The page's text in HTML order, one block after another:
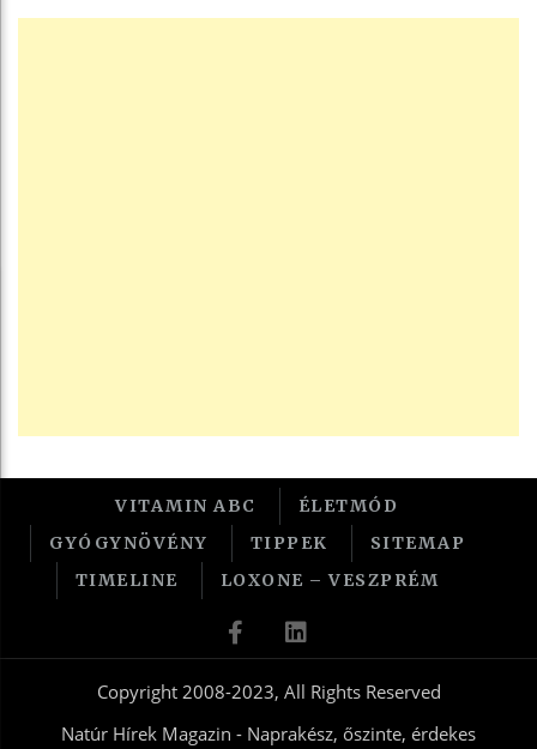
VITAMIN ABC
ÉLETMÓD
GYÓGYNÖVÉNY
TIPPEK
SITEMAP
TIMELINE
LOXONE – VESZPRÉM
Copyright 2008-2023, All Rights Reserved
Natúr Hírek Magazin - Naprakész, őszinte, érdekes